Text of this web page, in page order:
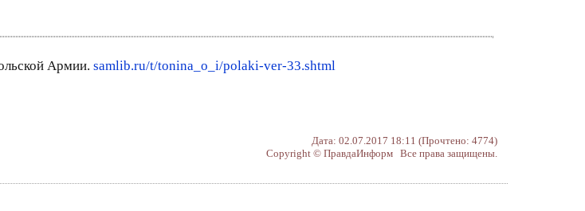
Армии. samlib.ru/t/tonina_o_i/polaki-ver-33.shtml
Дата: 02.07.2017 18:11 (Прочтено: 4774)
Copyright © ПравдаИнформ Все права защищены.